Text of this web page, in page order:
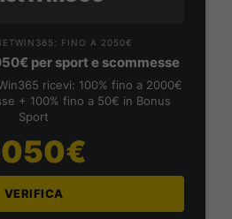
FINO A 2050€
per sport e scommesse
ricevi: 100% fino a 2000€
+ 100% fino a 50€ in Bonus
Sport
VERIFICA